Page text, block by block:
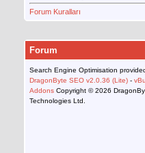
Forum Kuralları
Forum
Search Engine Optimisation
DragonByte SEO v2.0.36 (Lite) -
Addons Copyright © 2026
Technologies Ltd.